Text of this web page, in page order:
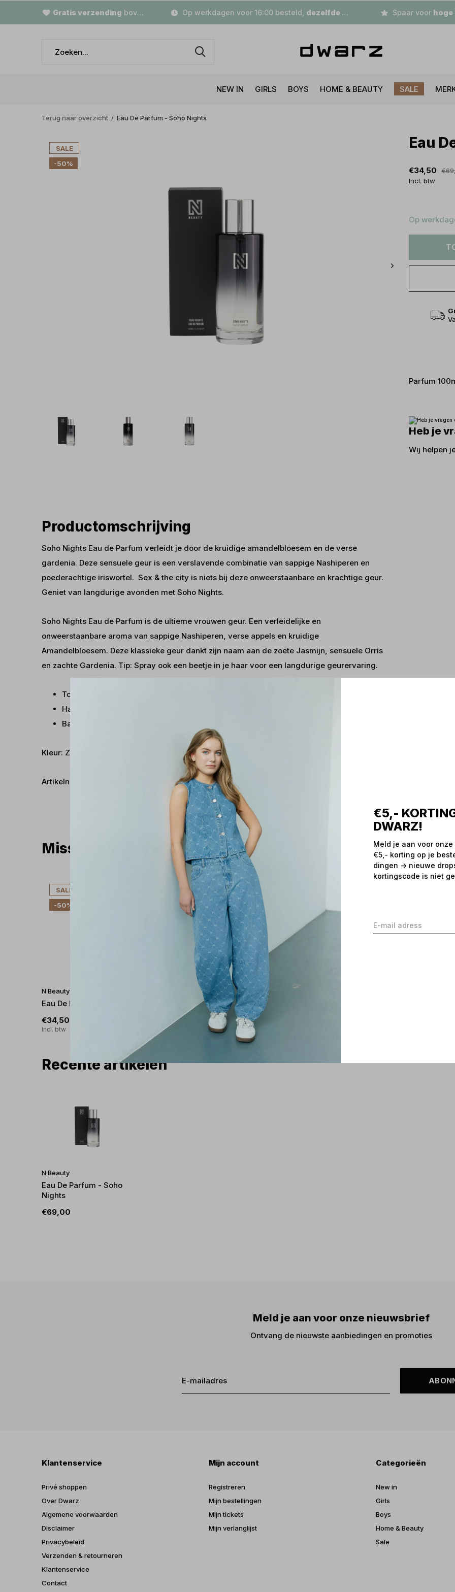
€5,-
DWARZ!
Meld je aan voor
€5,- korting op je
dingen -> nieuwe
kortingscode is niet
NEW IN GIRLS BOYS HOME & BEAUTY SALE
Gratis verzending boven €79,- Op werkdagen voor 16:00 besteld, dezelfde dag verzondenSpaar voor hoge korting
Terug naar overzicht Eau De Parfum - Soho Nights
SALE
-50%
Eau
€34,50
Incl. btw
Op
Parfum
Heb je
Wij helpen
Productomschrijving
Soho Nights Eau de Parfum verleidt je door de kruidige amandelbloesem en de verse
gardenia. Deze sensuele geur is een verslavende combinatie van sappige Nashiperen en
poederachtige iriswortel. Sex & the city is niets bij deze onweerstaanbare en krachtige geur.
Geniet van langdurige avonden met Soho Nights.
Soho Nights Eau de Parfum is de ultieme vrouwen geur. Een verleidelijke en
onweerstaanbare aroma van sappige Nashiperen, verse appels en kruidige
Amandelbloesem. Deze klassieke geur dankt zijn naam aan de zoete Jasmijn, sensuele Orris
en zachte Gardenia. Tip: Spray ook een beetje in je haar voor een langdurige geurervaring.
Topnoten: Nashi peer, Appel, Amandelbloesem
Hartnoten: Jasmijn, Orris, Gardenia
Basisnoten: Amberhout, Vanillesuiker, Muskus
Kleur: Zwart
Artikelnummer: M.6-063.00009000
Misschien vind je dit ook leuk
SALE
-50%
N Beauty
Eau De Parfum - Jolie Blossom 100ml
€34,50
Incl. btw
SALE
-50%
N Beauty
Perfect Glowing Hair & Body oil 100ml
€20,00 €40,00
Incl. btw
Recente artikelen
N Beauty
Eau De Parfum - Soho
Nights
€69,00
Meld je aan voor onze nieuwsbrief
Ontvang de nieuwste aanbiedingen en promoties
Klantenservice
Privé shoppen
Over Dwarz
Algemene voorwaarden
Disclaimer
Privacybeleid
Verzenden & retourneren
Klantenservice
Contact
Mijn account
Registreren
Mijn bestellingen
Mijn tickets
Mijn verlanglijst
Categorieën
New in
Girls
Boys
Home & Beauty
Sale